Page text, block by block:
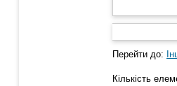
Перейти до:
Кількість